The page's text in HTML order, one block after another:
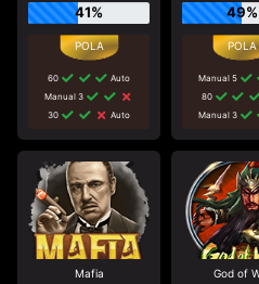
41%
60
Auto
Manual 3
30
Auto
49%
Manual 5
80
Manual 3
Mafia God of